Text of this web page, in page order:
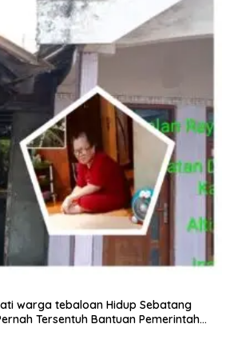
warga tebaloan Hidup Sebatang
Tersentuh Bantuan Pemerintah